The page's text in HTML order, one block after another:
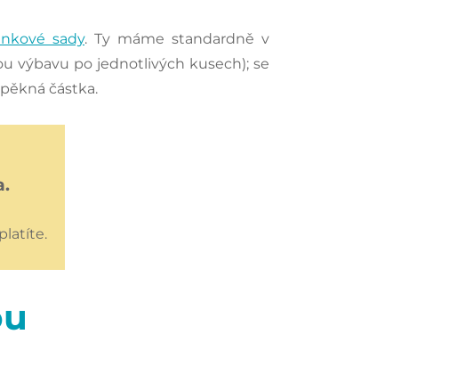
sady. Ty máme standardně v
výbavu po jednotlivých kusech); se
částka.